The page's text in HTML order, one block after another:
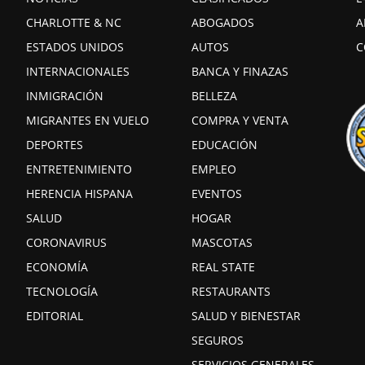
CHARLOTTE & NC
ESTADOS UNIDOS
INTERNACIONALES
INMIGRACIÓN
MIGRANTES EN VUELO
DEPORTES
ENTRETENIMIENTO
HERENCIA HISPANA
SALUD
CORONAVIRUS
ECONOMÍA
TECNOLOGÍA
EDITORIAL
ABOGADOS
AUTOS
BANCA Y FINAZAS
BELLEZA
COMPRA Y VENTA
EDUCACIÓN
EMPLEO
EVENTOS
HOGAR
MASCOTAS
REAL STATE
RESTAURANTS
SALUD Y BIENESTAR
SEGUROS